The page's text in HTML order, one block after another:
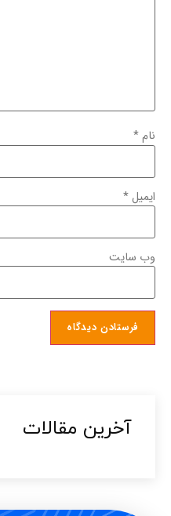
نام*
ایمیل*
وب‌ سایت
آخرین مقالات​